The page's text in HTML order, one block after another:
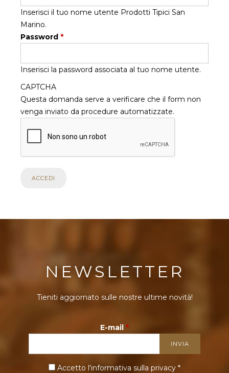
Inserisci il tuo nome utente Prodotti Tipici San
Marino.
Password *
Inserisci la password associata al tuo nome utente.
CAPTCHA
Questa domanda serve a verificare che il form non
venga inviato da procedure automatizzate.
NEWSLETTER
Tieniti aggiornato sulle nostre ultime novità!
E-mail *
Accetto l'informativa sulla privacy *